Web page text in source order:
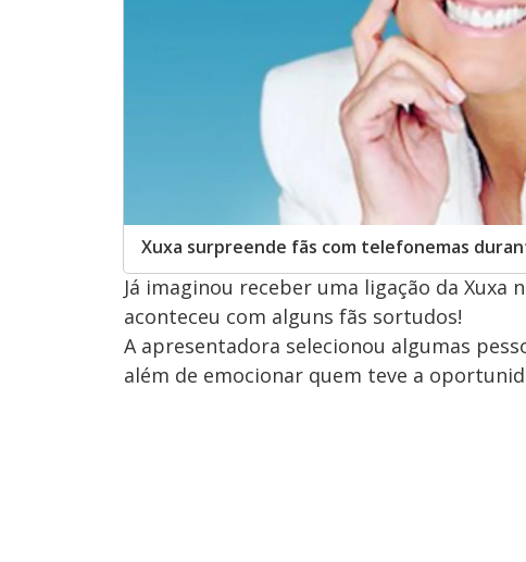
Xuxa surpreende fãs com telefonemas
Já imaginou receber uma ligação da Xuxa
aconteceu com alguns fãs sortudos!
A apresentadora selecionou algumas
além de emocionar quem teve a